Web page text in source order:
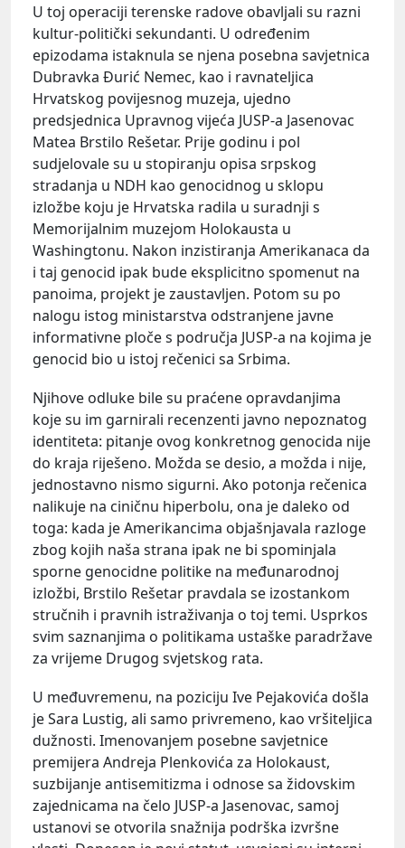
U toj operaciji terenske radove obavljali su razni
kultur-politički sekundanti. U određenim
epizodama istaknula se njena posebna savjetnica
Dubravka Đurić Nemec, kao i ravnateljica
Hrvatskog povijesnog muzeja, ujedno
predsjednica Upravnog vijeća JUSP-a Jasenovac
Matea Brstilo Rešetar. Prije godinu i pol
sudjelovale su u stopiranju opisa srpskog
stradanja u NDH kao genocidnog u sklopu
izložbe koju je Hrvatska radila u suradnji s
Memorijalnim muzejom Holokausta u
Washingtonu. Nakon inzistiranja Amerikanaca da
i taj genocid ipak bude eksplicitno spomenut na
panoima, projekt je zaustavljen. Potom su po
nalogu istog ministarstva odstranjene javne
informativne ploče s područja JUSP-a na kojima je
genocid bio u istoj rečenici sa Srbima.
Njihove odluke bile su praćene opravdanjima
koje su im garnirali recenzenti javno nepoznatog
identiteta: pitanje ovog konkretnog genocida nije
do kraja riješeno. Možda se desio, a možda i nije,
jednostavno nismo sigurni. Ako potonja rečenica
nalikuje na ciničnu hiperbolu, ona je daleko od
toga: kada je Amerikancima objašnjavala razloge
zbog kojih naša strana ipak ne bi spominjala
sporne genocidne politike na međunarodnoj
izložbi, Brstilo Rešetar pravdala se izostankom
stručnih i pravnih istraživanja o toj temi. Usprkos
svim saznanjima o politikama ustaške paradržave
za vrijeme Drugog svjetskog rata.
U međuvremenu, na poziciju Ive Pejakovića došla
je Sara Lustig, ali samo privremeno, kao vršiteljica
dužnosti. Imenovanjem posebne savjetnice
premijera Andreja Plenkovića za Holokaust,
suzbijanje antisemitizma i odnose sa židovskim
zajednicama na čelo JUSP-a Jasenovac, samoj
ustanovi se otvorila snažnija podrška izvršne